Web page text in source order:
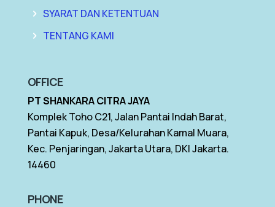
SYARAT DAN KETENTUAN
TENTANG KAMI
OFFICE
PT SHANKARA CITRA JAYA
Komplek Toho C21, Jalan Pantai Indah Barat,
Pantai Kapuk, Desa/Kelurahan Kamal Muara,
Kec. Penjaringan, Jakarta Utara, DKI Jakarta.
14460
PHONE